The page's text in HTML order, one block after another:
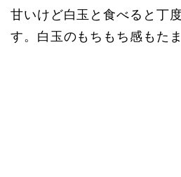
甘いけど白玉と食べると丁
す。白玉のもちもち感もた